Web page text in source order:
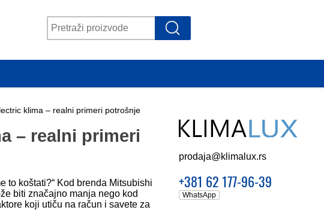
klima – realni primeri potrošnje
– realni primeri
to koštati?“ Kod brenda Mitsubishi
biti značajno manja nego kod
koji utiču na račun i savete za
prodaja@klimalux.rs
+381 62 177-96-39
WhatsApp